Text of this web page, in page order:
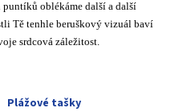
oblékáme další a další
Tě tenhle beruškový vizuál baví
srdcová záležitost.
Plážové tašky